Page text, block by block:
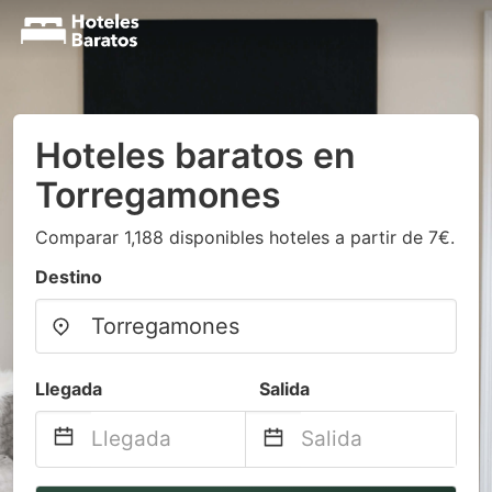
Hoteles baratos en
Torregamones
Comparar 1,188 disponibles hoteles a partir de 7€.
Destino
Llegada Salida
Navigate
Navigate